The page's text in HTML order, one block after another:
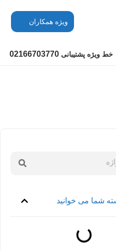
ویژه همکاران
خط ویژه پشتیبانی 02166703770
شما می خوانید